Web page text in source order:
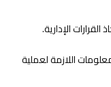
اللازمة لعملية